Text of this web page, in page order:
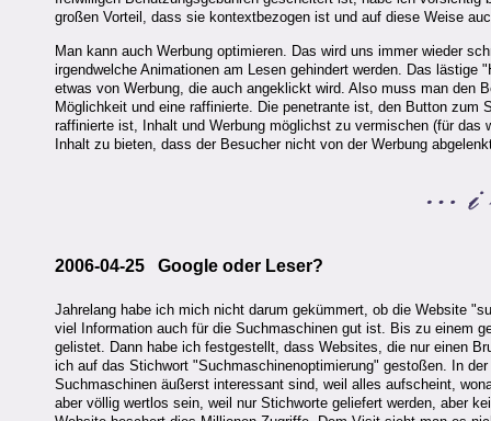
großen Vorteil, dass sie kontextbezogen ist und auf diese Weise
Man kann auch Werbung optimieren. Das wird uns immer wieder
irgendwelche Animationen am Lesen gehindert werden. Das
etwas von Werbung, die auch angeklickt wird. Also muss man den
Möglichkeit und eine raffinierte. Die penetrante ist, den Button
raffinierte ist, Inhalt und Werbung möglichst zu vermischen (für das
Inhalt zu bieten, dass der Besucher nicht von der Werbung
2006-04-25 Google oder Leser?
Jahrelang habe ich mich nicht darum gekümmert, ob die Website
viel Information auch für die Suchmaschinen gut ist. Bis zu einem
gelistet. Dann habe ich festgestellt, dass Websites, die nur einen
ich auf das Stichwort "Suchmaschinenoptimierung" gestoßen. In
Suchmaschinen äußerst interessant sind, weil alles aufscheint,
aber völlig wertlos sein, weil nur Stichworte geliefert werden, aber